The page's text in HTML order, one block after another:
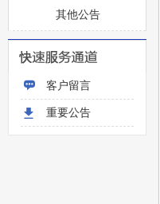
其他公告
客户留言
重要公告